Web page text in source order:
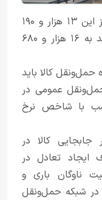
نرخ شاخص تن - کیلومتر که پیش از این ۱۳ هزار و ۱۹۰
ریال بود، از زمان اجرای مصوبه جدید به ۱۶ هزار و ۶۸۰
کالا باید
عمومی در
با شاخص نرخ
کالا در
ایجاد تعادل در
ناوگان باری و
در شبکه حمل‌ونقل